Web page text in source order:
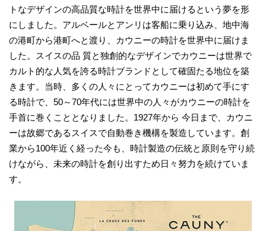
トなデザインの高品質な時計を世界中に届けるという夢を形
にしました。アルベールとアンリは客船に乗り込み、地中海
の港町から港町へと渡り、カウニーの時計を世界中に届けま
した。スイスの品 質と独創的なデザインでカウニーは世界で
カルト的な人気を誇る時計ブランドとして確固たる地位を築
きます。当時、多くの人々にとってカウニーは初めて手にす
る時計で、50～70年代には世界中の人々がカウニーの時計を
手首に巻くこととなりました。1927年から 今日まで、カウニ
ーは故郷であるスイスで自動巻き機構を製造しています。創
業から100年近く経った今も、時計製造の伝統と原則を守り続
けながら、未来の時計を創り出すため日々努力を続けていま
す。